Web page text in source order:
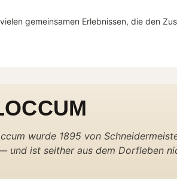
gemeinsamen Erlebnissen, die den
wurde 1895 von
und ist seither aus dem Dorfleben